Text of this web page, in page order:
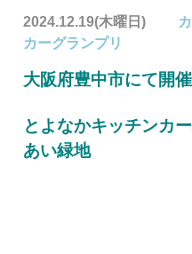
2024.12.19(木曜日)
カーグランプリ
大阪府豊中市にて開催
とよなかキッチンカ
あい緑地